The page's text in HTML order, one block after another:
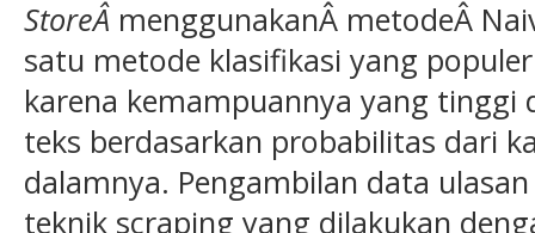
StoreÂ menggunakanÂ metodeÂ
satu metode klasifikasi yang
karena kemampuannya yang tinggi
teks berdasarkan probabilitas dari
dalamnya. Pengambilan data
teknik scraping yang dilakukan